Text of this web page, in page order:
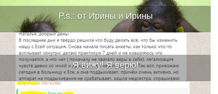
P.s.: от Ирины и Ирины
Я вижу! Я верю!